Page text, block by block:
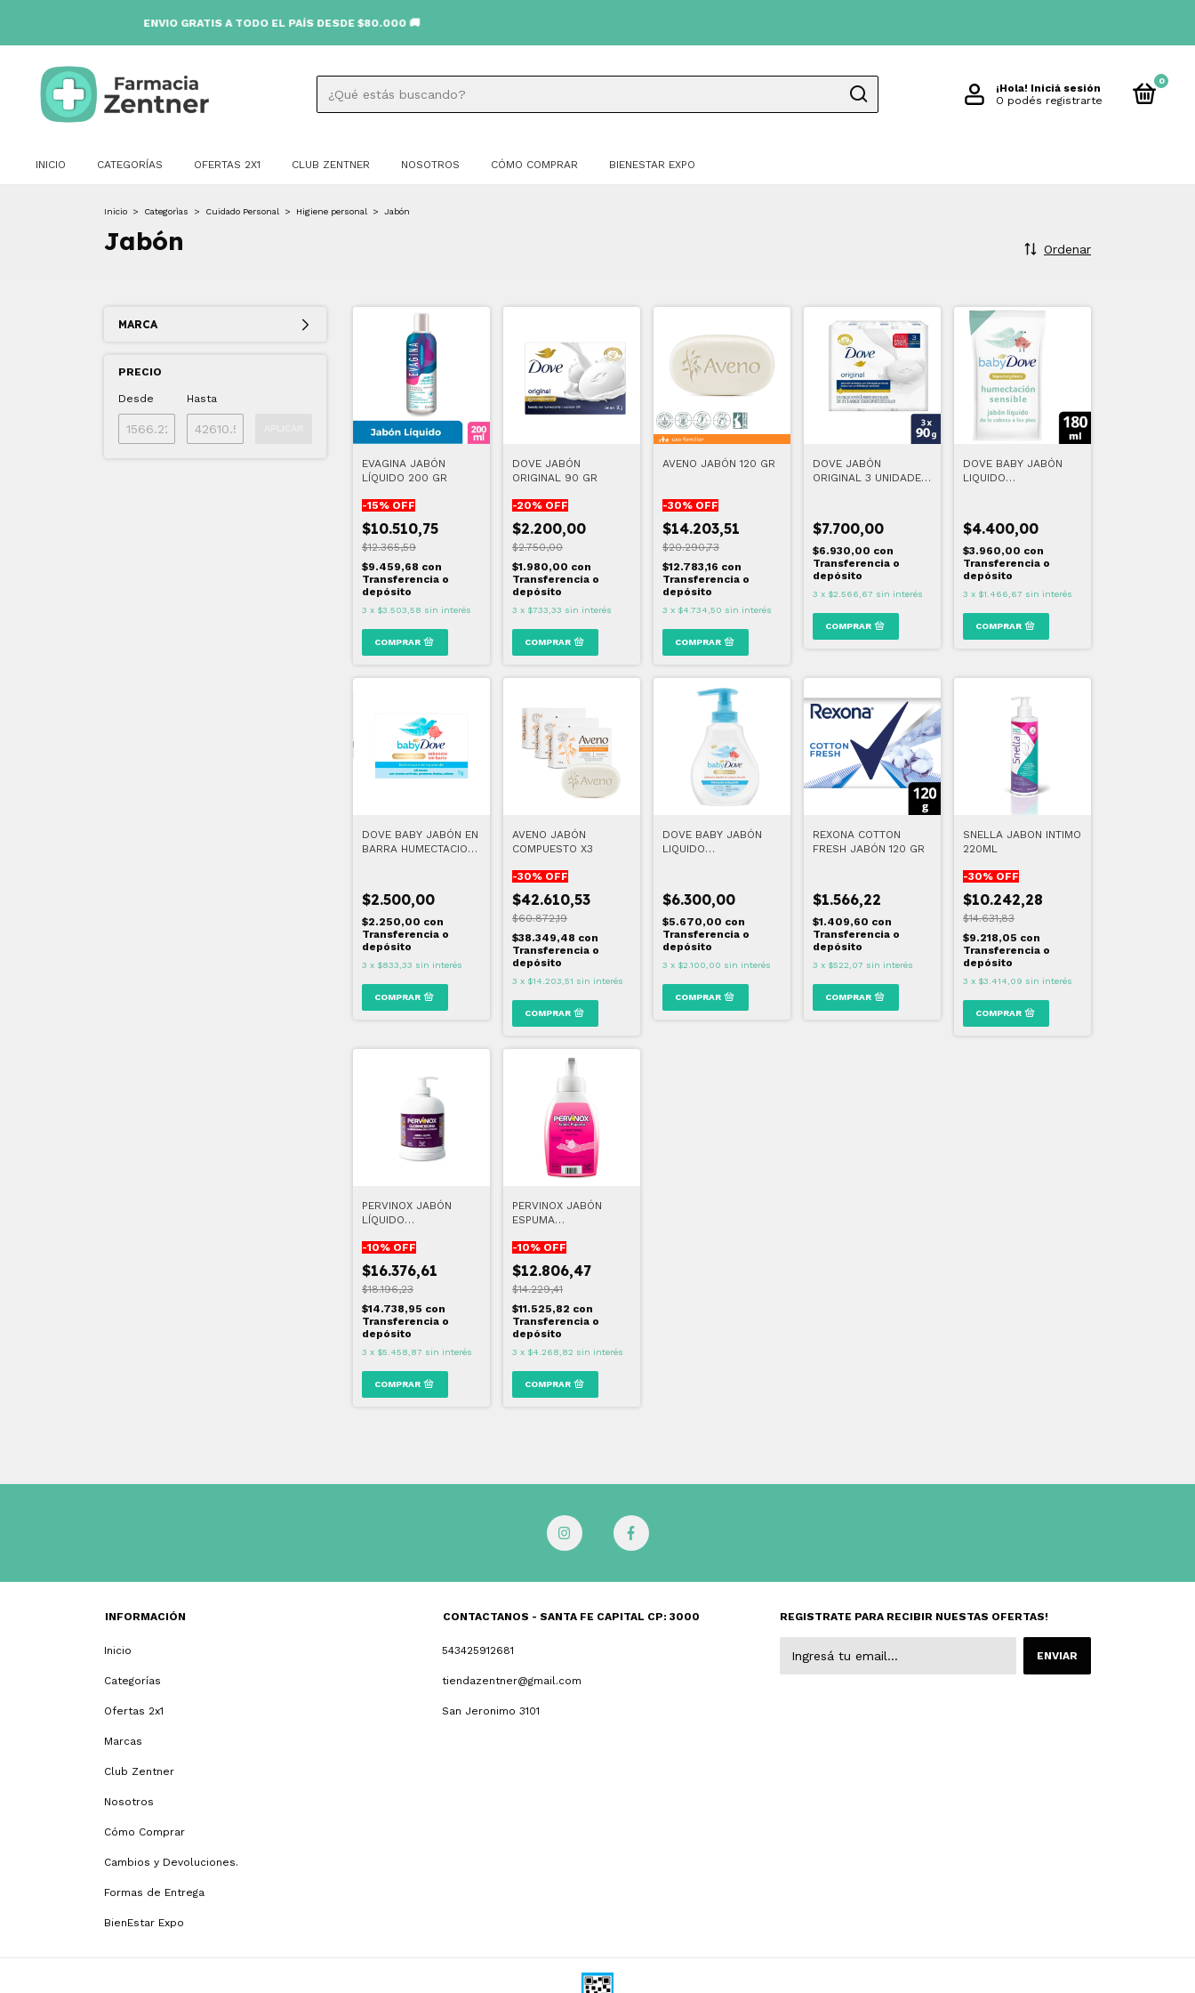
ENVIO GRATIS A TODO EL PAÍS DESDE $80.000 🚚
¡Hola! Iniciá sesión
O podés registrarte
0
INICIO CATEGORÍAS OFERTAS 2X1 CLUB ZENTNER NOSOTROS CÓMO COMPRAR BIENESTAR EXPO
Inicio > Categorìas > Cuidado Personal > Higiene personal > Jabón
Jabón Ordenar
MARCA
PRECIO
Desde Hasta
EVAGINA JABÓN
LÍQUIDO 200 GR
-15% OFF
$10.510,75
$12.365,59
$9.459,68 con
Transferencia o
depósito
3 x $3.503,58 sin interés
DOVE JABÓN
ORIGINAL 90 GR
-20% OFF
$2.200,00
$2.750,00
$1.980,00 con
Transferencia o
depósito
3 x $733,33 sin interés
AVENO JABÓN 120 GR
-30% OFF
$14.203,51
$20.290,73
$12.783,16 con
Transferencia o
depósito
3 x $4.734,50 sin interés
DOVE JABÓN
ORIGINAL 3 UNIDADES
$7.700,00
$6.930,00 con
Transferencia o
depósito
3 x $2.566,67 sin interés
DOVE BABY JABÓN
LIQUIDO
180 ML
$4.400,00
$3.960,00 con
Transferencia o
depósito
3 x $1.466,67 sin interés
DOVE BABY JABÓN EN
BARRA HUMECTACION
$2.500,00
$2.250,00 con
Transferencia o
depósito
3 x $833,33 sin interés
AVENO JABÓN
COMPUESTO X3
-30% OFF
$42.610,53
$60.872,19
$38.349,48 con
Transferencia o
depósito
3 x $14.203,51 sin interés
DOVE BABY JABÓN
LIQUIDO
$6.300,00
$5.670,00 con
Transferencia o
depósito
3 x $2.100,00 sin interés
REXONA COTTON
FRESH JABÓN 120 GR
$1.566,22
$1.409,60 con
Transferencia o
depósito
3 x $522,07 sin interés
SNELLA JABON INTIMO
220ML
-30% OFF
$10.242,28
$14.631,83
$9.218,05 con
Transferencia o
depósito
3 x $3.414,09 sin interés
PERVINOX JABÓN
LÍQUIDO
-10% OFF
$16.376,61
$18.196,23
$14.738,95 con
Transferencia o
depósito
3 x $5.458,87 sin interés
PERVINOX JABÓN
ESPUMA
ML
-10% OFF
$12.806,47
$14.229,41
$11.525,82 con
Transferencia o
depósito
3 x $4.268,82 sin interés
INFORMACIÓN
Inicio
Categorías
Ofertas 2x1
Marcas
Club Zentner
Nosotros
Cómo Comprar
Cambios y Devoluciones.
Formas de Entrega
BienEstar Expo
CONTACTANOS - SANTA FE CAPITAL CP: 3000
543425912681
tiendazentner@gmail.com
San Jeronimo 3101
REGISTRATE PARA RECIBIR NUESTAS OFERTAS!